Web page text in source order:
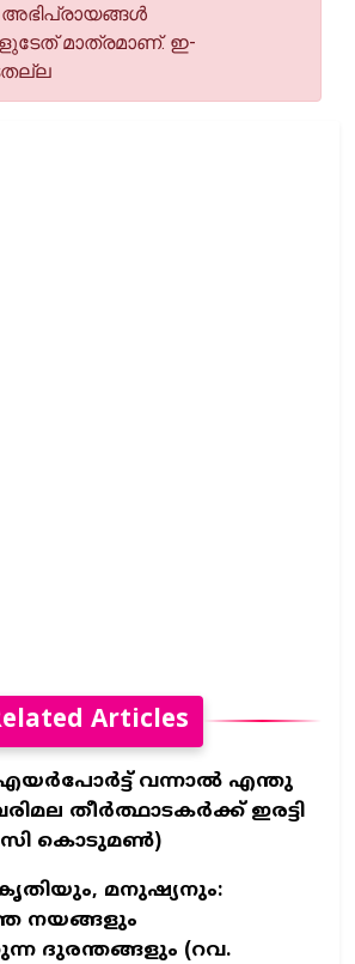
മാത്രമാണ്. ഇ-
Articles
വന്നാൽ എന്തു
തീർത്ഥാടകർക്ക് ഇരട്ടി
കൊടുമൺ)
മനുഷ്യനും:
നയങ്ങളും
ദുരന്തങ്ങളും (റവ.